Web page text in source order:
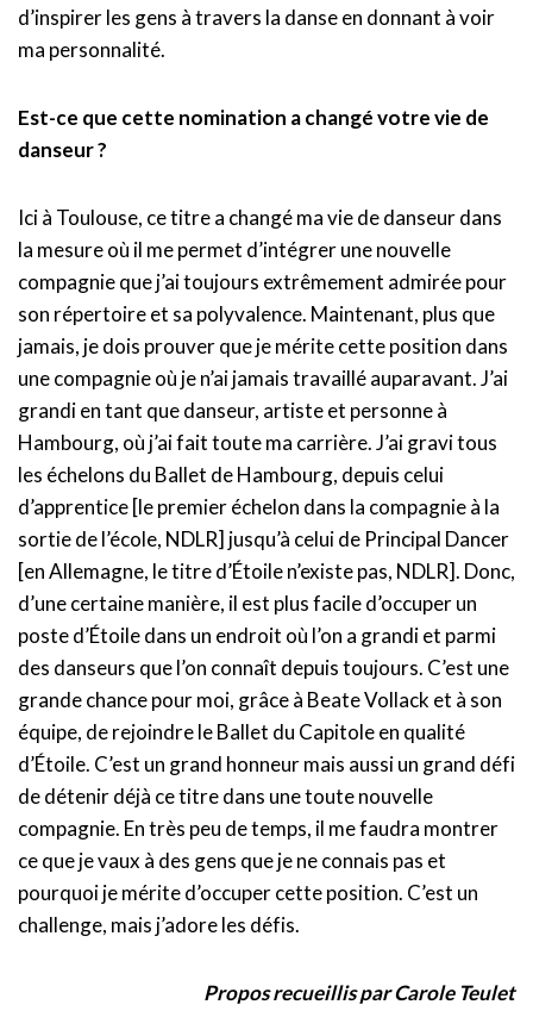
d’inspirer les gens à travers la danse en donnant à voir
ma personnalité.
Est-ce que cette nomination a changé votre vie de
danseur ?
Ici à Toulouse, ce titre a changé ma vie de danseur dans
la mesure où il me permet d’intégrer une nouvelle
compagnie que j’ai toujours extrêmement admirée pour
son répertoire et sa polyvalence. Maintenant, plus que
jamais, je dois prouver que je mérite cette position dans
une compagnie où je n’ai jamais travaillé auparavant. J’ai
grandi en tant que danseur, artiste et personne à
Hambourg, où j’ai fait toute ma carrière. J’ai gravi tous
les échelons du Ballet de Hambourg, depuis celui
d’apprentice [le premier échelon dans la compagnie à la
sortie de l’école, NDLR] jusqu’à celui de Principal Dancer
[en Allemagne, le titre d’Étoile n’existe pas, NDLR]. Donc,
d’une certaine manière, il est plus facile d’occuper un
poste d’Étoile dans un endroit où l’on a grandi et parmi
des danseurs que l’on connaît depuis toujours. C’est une
grande chance pour moi, grâce à Beate Vollack et à son
équipe, de rejoindre le Ballet du Capitole en qualité
d’Étoile. C’est un grand honneur mais aussi un grand défi
de détenir déjà ce titre dans une toute nouvelle
compagnie. En très peu de temps, il me faudra montrer
ce que je vaux à des gens que je ne connais pas et
pourquoi je mérite d’occuper cette position. C’est un
challenge, mais j’adore les défis.
Propos recueillis par Carole Teulet